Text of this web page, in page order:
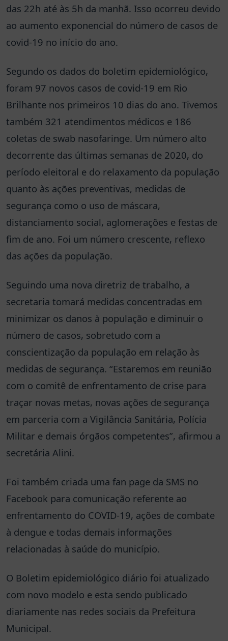
das 22h até às 5h da manhã. Isso ocorreu devido
ao aumento exponencial do número de casos de
covid-19 no início do ano.
Segundo os dados do boletim epidemiológico,
foram 97 novos casos de covid-19 em Rio
Brilhante nos primeiros 10 dias do ano. Tivemos
também 321 atendimentos médicos e 186
coletas de swab nasofaringe. Um número alto
decorrente das últimas semanas de 2020, do
período eleitoral e do relaxamento da população
quanto às ações preventivas, medidas de
segurança como o uso de máscara,
distanciamento social, aglomerações e festas de
fim de ano. Foi um número crescente, reflexo
das ações da população.
Seguindo uma nova diretriz de trabalho, a
secretaria tomará medidas concentradas em
minimizar os danos à população e diminuir o
número de casos, sobretudo com a
conscientização da população em relação às
medidas de segurança. “Estaremos em reunião
com o comitê de enfrentamento de crise para
traçar novas metas, novas ações de segurança
em parceria com a Vigilância Sanitária, Polícia
Militar e demais órgãos competentes”, afirmou a
secretária Alini.
Foi também criada uma fan page da SMS no
Facebook para comunicação referente ao
enfrentamento do COVID-19, ações de combate
à dengue e todas demais informações
relacionadas à saúde do município.
O Boletim epidemiológico diário foi atualizado
com novo modelo e esta sendo publicado
diariamente nas redes sociais da Prefeitura
Municipal.